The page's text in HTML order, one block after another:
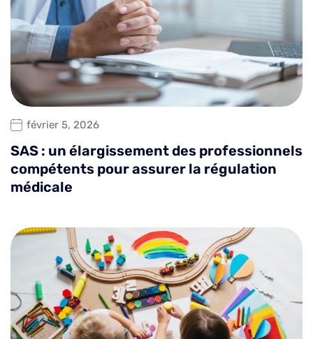
février 5, 2026
SAS : un élargissement des professionnels
compétents pour assurer la régulation
médicale